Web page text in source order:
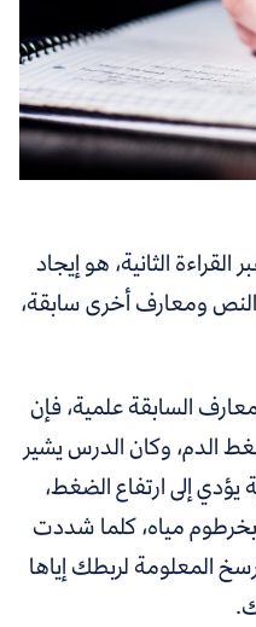
الثانية، هو إيجاد
ومعارف أخرى سابقة،
السابقة علمية، فإن
الدم، وكان الدرس يشير
إلى ارتفاع الضغط،
مياه، كلما شددت
المعلومة لربطك إياها